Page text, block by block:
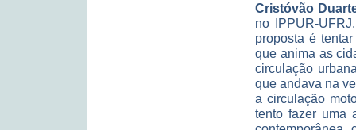
Cristóvão
no IPPUR-
proposta é
que anima as
circulação
que andava na
a circulação
tento fazer uma